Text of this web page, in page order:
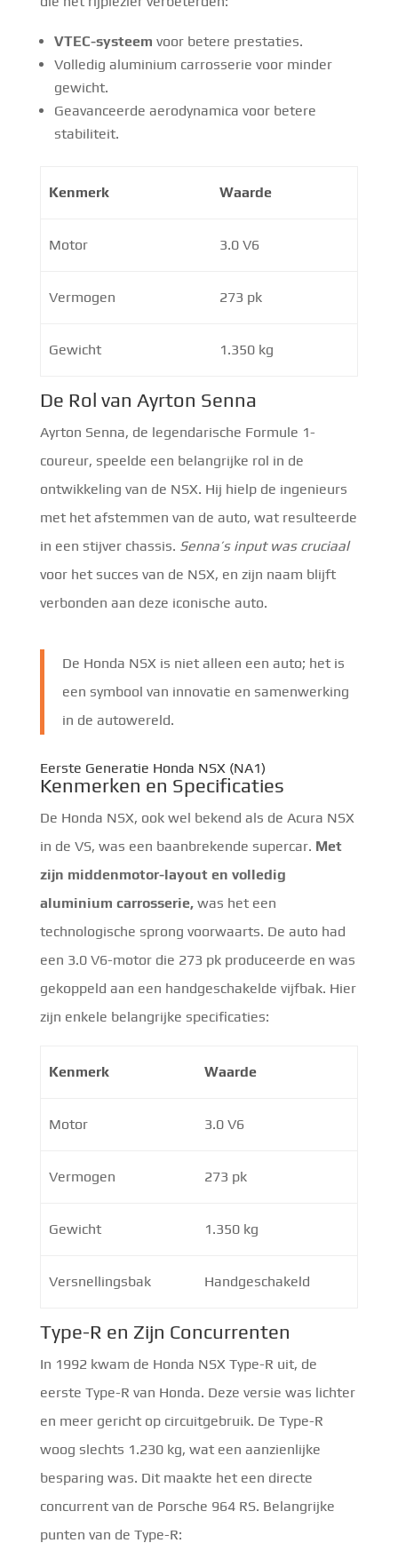
VTEC-systeem voor betere prestaties.
Volledig aluminium carrosserie voor minder
gewicht.
Geavanceerde aerodynamica voor betere
stabiliteit.
Kenmerk Waarde
Motor 3.0 V6
Vermogen 273 pk
Gewicht 1.350 kg
De Rol van Ayrton Senna
Ayrton Senna, de legendarische Formule 1-
coureur, speelde een belangrijke rol in de
ontwikkeling van de NSX. Hij hielp de ingenieurs
met het afstemmen van de auto, wat resulteerde
in een stijver chassis. Senna’s input was cruciaal
voor het succes van de NSX, en zijn naam blijft
verbonden aan deze iconische auto.
De Honda NSX is niet alleen een auto; het is
een symbool van innovatie en samenwerking
in de autowereld.
Eerste Generatie Honda NSX (NA1)
Kenmerken en Specificaties
De Honda NSX, ook wel bekend als de Acura NSX
in de VS, was een baanbrekende supercar. Met
zijn middenmotor-layout en volledig
aluminium carrosserie,was het een
technologische sprong voorwaarts. De auto had
een 3.0 V6-motor die 273 pk produceerde en was
gekoppeld aan een handgeschakelde vijfbak. Hier
zijn enkele belangrijke specificaties:
Kenmerk Waarde
Motor 3.0 V6
Vermogen 273 pk
Gewicht 1.350 kg
Versnellingsbak Handgeschakeld
Type-R en Zijn Concurrenten
In 1992 kwam de Honda NSX Type-R uit, de
eerste Type-R van Honda. Deze versie was lichter
en meer gericht op circuitgebruik. De Type-R
woog slechts 1.230 kg, wat een aanzienlijke
besparing was. Dit maakte het een directe
concurrent van de Porsche 964 RS. Belangrijke
punten van de Type-R: